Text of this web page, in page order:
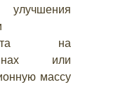
на
или
массу